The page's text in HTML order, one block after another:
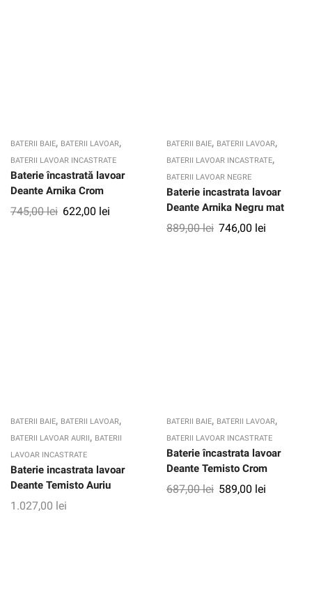
BATERII BAIE, BATERII LAVOAR,
BATERII LAVOAR INCASTRATE
Baterie încastrată lavoar
Deante Arnika Crom
745,00lei 622,00 lei
BATERII BAIE, BATERII LAVOAR,
BATERII LAVOAR INCASTRATE,
BATERII LAVOAR NEGRE
Baterie incastrata lavoar
Deante Arnika Negru mat
889,00lei 746,00 lei
BATERII BAIE, BATERII LAVOAR,
BATERII LAVOAR AURII , BATERII
LAVOAR INCASTRATE
Baterie incastrata lavoar
Deante Temisto Auriu
1.027,00 lei
BATERII BAIE, BATERII LAVOAR,
BATERII LAVOAR INCASTRATE
Baterie încastrata lavoar
Deante Temisto Crom
687,00lei 589,00 lei